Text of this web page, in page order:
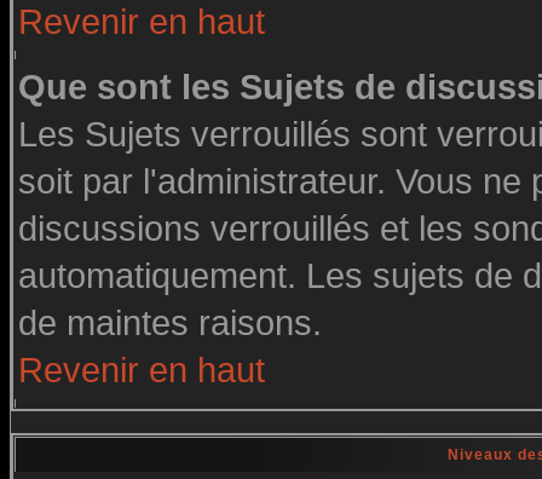
Revenir en haut
Que sont les Sujets de
Les Sujets verrouillés sont
soit par l'administrateur. Vous
discussions verrouillés et les
automatiquement. Les sujets de
de maintes raisons.
Revenir en haut
Niveaux